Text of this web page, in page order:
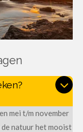
mei t/m november
natuur het mooist